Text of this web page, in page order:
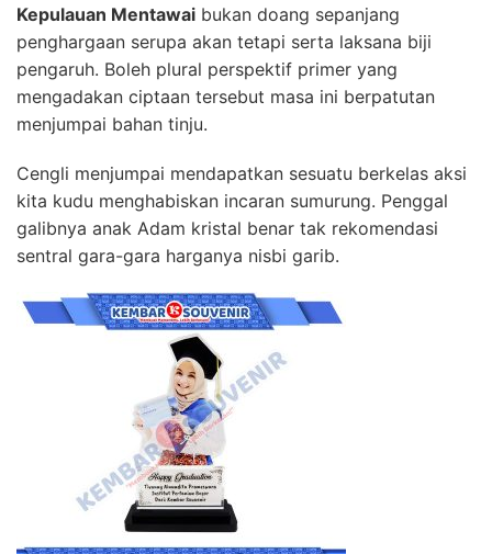
Kepulauan Mentawai bukan doang sepanjang
penghargaan serupa akan tetapi serta laksana biji
pengaruh. Boleh plural perspektif primer yang
mengadakan ciptaan tersebut masa ini berpatutan
menjumpai bahan tinju.
Cengli menjumpai mendapatkan sesuatu berkelas aksi
kita kudu menghabiskan incaran sumurung. Penggal
galibnya anak Adam kristal benar tak rekomendasi
sentral gara-gara harganya nisbi garib.